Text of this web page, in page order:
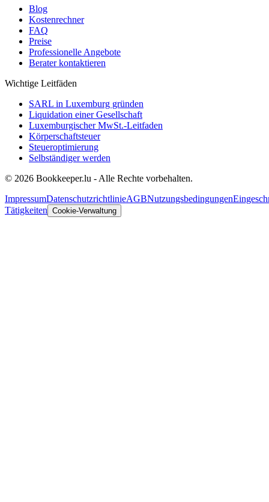
Blog
Kostenrechner
FAQ
Preise
Professionelle Angebote
Berater kontaktieren
Wichtige Leitfäden
SARL in Luxemburg gründen
Liquidation einer Gesellschaft
Luxemburgischer MwSt.-Leitfaden
Körperschaftsteuer
Steueroptimierung
Selbständiger werden
© 2026 Bookkeeper.lu - Alle Rechte vorbehalten.
ImpressumDatenschutzrichtlinieAGBNutzungsbedingungen
Tätigkeiten Cookie-Verwaltung